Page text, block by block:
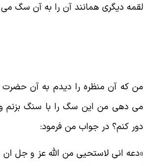
دیگری همانند آن را به آن سگ می
که آن منظره را دیدم به آن حضرت
دهی من این سگ را با سنگ بزنم و
کنم؟ در جواب من فرمود:
دعه انی لاستحیی من الله عز و جل ان